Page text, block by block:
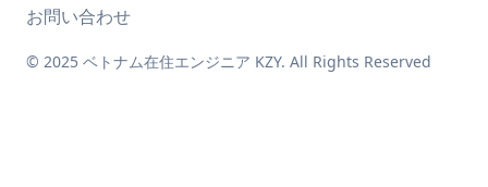
お問い合わせ
© 2025 ベトナム在住エンジニア KZY. All Rights Reserved